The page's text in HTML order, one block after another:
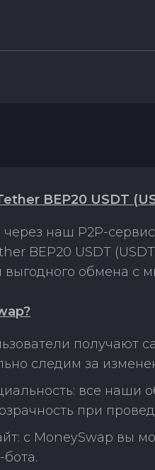
BEP20 USDT
наш P2P-
BEP20 USDT
выгодного обмена
получают
следим за
все
при
с MoneySwap вы